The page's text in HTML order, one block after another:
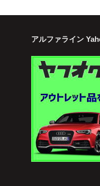
アルファライン